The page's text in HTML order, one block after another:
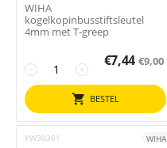
WIHA
kogelkopinbusstiftsleutel
4mm met T-greep
+
−
€7,44 €9,00
BESTEL
YW30361 WIHA